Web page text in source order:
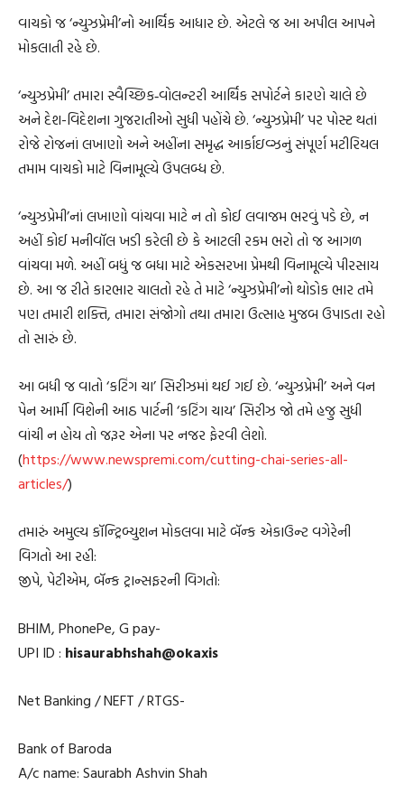
વાચકો જ ‘ન્યુઝપ્રેમી’નો આર્થિક આધાર છે. એટલે જ આ અપીલ આપને
મોકલાતી રહે છે.
‘ન્યુઝપ્રેમી’ તમારા સ્વૈચ્છિક‐વોલન્ટરી આર્થિક સપોર્ટને કારણે ચાલે છે
અને દેશ-વિદેશના ગુજરાતીઓ સુધી પહોંચે છે. ‘ન્યુઝપ્રેમી’ પર પોસ્ટ થતાં
રોજે રોજનાં લખાણો અને અહીંના સમૃદ્ધ આર્કાઇવ્ઝનું સંપૂર્ણ મટીરિયલ
તમામ વાચકો માટે વિનામૂલ્યે ઉપલબ્ધ છે.
‘ન્યુઝપ્રેમી’નાં લખાણો વાંચવા માટે ન તો કોઈ લવાજમ ભરવું પડે છે, ન
અહીં કોઈ મનીવૉલ ખડી કરેલી છે કે આટલી રકમ ભરો તો જ આગળ
વાંચવા મળે. અહીં બધું જ બધા માટે એકસરખા પ્રેમથી વિનામૂલ્યે પીરસાય
છે. આ જ રીતે કારભાર ચાલતો રહે તે માટે ‘ન્યુઝપ્રેમી’નો થોડોક ભાર તમે
પણ તમારી શક્તિ, તમારા સંજોગો તથા તમારા ઉત્સાહ મુજબ ઉપાડતા રહો
તો સારું છે.
આ બધી જ વાતો ‘કટિંગ ચા’ સિરીઝમાં થઈ ગઈ છે. ‘ન્યુઝપ્રેમી’ અને વન
પેન આર્મી વિશેની આઠ પાર્ટની ‘કટિંગ ચાય’ સિરીઝ જો તમે હજુ સુધી
વાંચી ન હોય તો જરૂર એના પર નજર ફેરવી લેશો.
(https://www.newspremi.com/cutting-chai-series-all-
articles/)
તમારું અમુલ્ય કૉન્ટ્રિબ્યુશન મોકલવા માટે બૅન્ક એકાઉન્ટ વગેરેની
વિગતો આ રહી:
જીપે, પેટીએમ, બૅન્ક ટ્રાન્સફરની વિગતો:
BHIM, PhonePe, G pay-
UPI ID : hisaurabhshah@okaxis
Net Banking / NEFT / RTGS-
Bank of Baroda
A/c name: Saurabh Ashvin Shah